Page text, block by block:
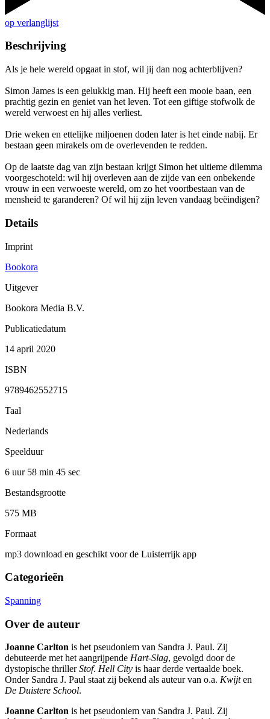
op verlanglijst
Beschrijving
Als je hele wereld opgaat in stof, wil jij dan nog achterblijven?
Simon James is een gelukkig man. Hij heeft een mooie baan, een
prachtig gezin en geniet van het leven. Tot een giftige stofwolk de
wereld verwoest en hij alles verliest.
Drie weken en ettelijke miljoenen doden later is het einde nabij. Er
bestaan geen mirakels om de overlevenden te redden.
Op de laatste dag van zijn bestaan krijgt Simon het ultieme dilemma
voorgeschoteld: wil hij overleven aan de zijde van een onbekende
vrouw in een verwoeste wereld, om zo het voortbestaan van de
mensheid te garanderen? Of wil hij zijn leven vandaag beëindigen?
Details
Imprint
Bookora
Uitgever
Bookora Media B.V.
Publicatiedatum
14 april 2020
ISBN
9789462552715
Taal
Nederlands
Speelduur
6 uur 58 min 45 sec
Bestandsgrootte
575 MB
Formaat
mp3 download en geschikt voor de Luisterrijk app
Categorieën
Spanning
Over de auteur
Joanne Carlton is het pseudoniem van Sandra J. Paul. Zij
debuteerde met het aangrijpende Hart-Slag, gevolgd door de
dystopische thrillerStof. Hell City is haar derde vertaalde boek.
Onder Sandra J. Paul staat zij bekend als auteur van o.a. Kwijten
De Duistere School.
Joanne Carlton is het pseudoniem van Sandra J. Paul. Zij